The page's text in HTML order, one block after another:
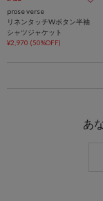
prose verse
リネンタッチWボタン半袖
シャツジャケット
¥2,970 (50%OFF)
あ